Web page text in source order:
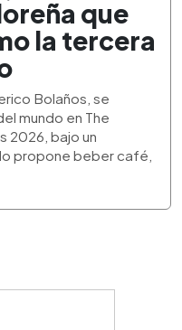
que
la tercera
Bolaños, se
mundo en The
2026, bajo un
propone beber café,